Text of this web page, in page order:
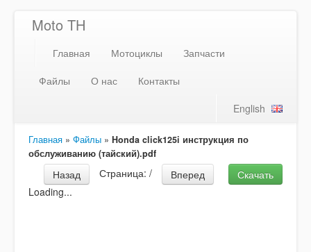
Moto TH
Главная Мотоциклы
Запчасти
Файлы
О нас
Контакты
English
Главная » Файлы » Honda click125i инструкция по
обслуживанию (тайский).pdf
Назад Страница: / Вперед
Скачать
Loading...